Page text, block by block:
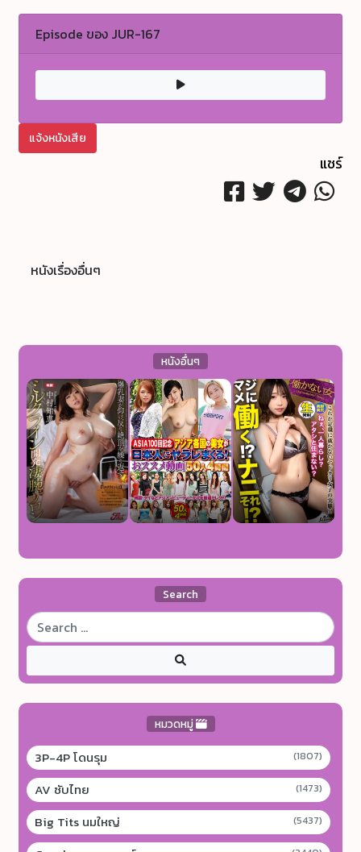
Episode ของ JUR-167
แจ้งหนังเสีย
แชร์
หนังเรื่องอื่นๆ
หนังอื่นๆ
Search
หมวดหมู่
3P-4P โดนรุม (1807)
AV ซับไทย (1473)
Big Tits นมใหญ่ (5437)